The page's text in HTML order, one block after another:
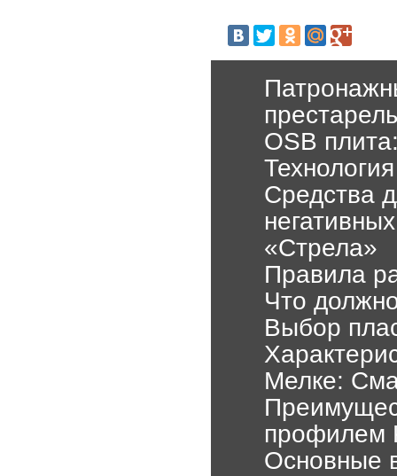
OSB
Средства
«Стрела»
Правила
Что
Выбор
Мелке:
профилем
Основные